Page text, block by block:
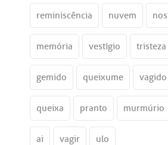
reminiscência nuvem
memória vestígio tristeza
gemido queixume vagido
queixa pranto murmúrio
ai vagir ulo